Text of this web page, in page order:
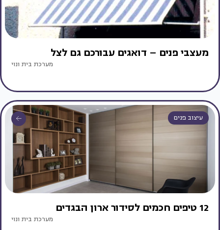
מעצבי פנים – דואגים עבורכם גם לצל
מערכת בית ונוי
עיצוב פנים
12 טיפים חכמים לסידור ארון הבגדים
מערכת בית ונוי